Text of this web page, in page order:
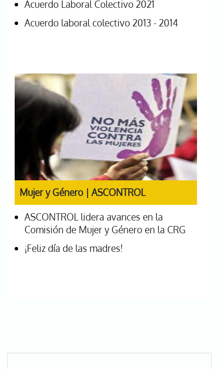
Acuerdo Laboral Colectivo 2021
Acuerdo laboral colectivo 2013 - 2014
Mujer y Género | ASCONTROL
ASCONTROL lidera avances en la
Comisión de Mujer y Género en la CRG
¡Feliz día de las madres!